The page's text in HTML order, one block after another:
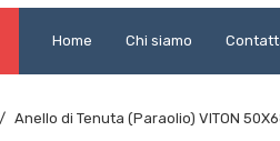
Home Chi siamo
Anello di Tenuta (Paraolio) VITON